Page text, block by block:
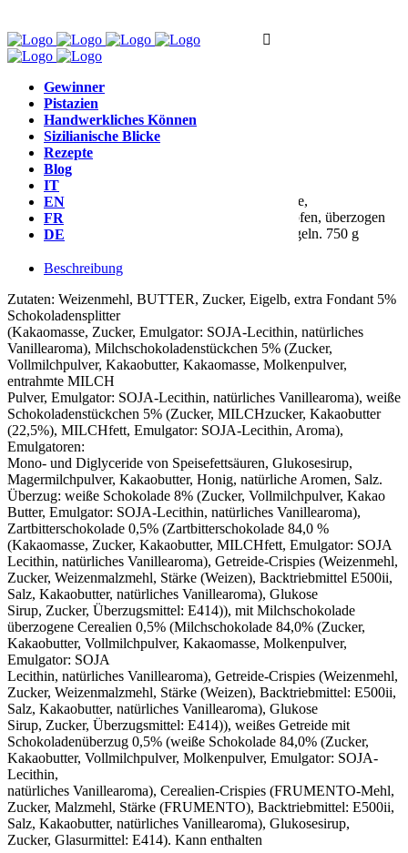
Gewinner
Pistazien
Handwerkliches Können
Sizilianische Blicke
Rezepte
Blog
IT
EN
FR
DE
Ostern,Abgedeckt
Colomba mit 3 Pralinen
Taube mit
mit extra dunkler Schokolade,
Vollmilchschokolade und weißen Schokoladentropfen, überzogen
mit feiner weißer Schokolade und Schokoladenkugeln. 750 g
Beschreibung
Zutaten: Weizenmehl, BUTTER, Zucker, Eigelb, extra Fondant 5%
Schokoladensplitter
(Kakaomasse, Zucker, Emulgator: SOJA-Lecithin, natürliches
Vanillearoma), Milchschokoladenstückchen 5% (Zucker,
Vollmilchpulver, Kakaobutter, Kakaomasse, Molkenpulver,
entrahmte MILCH
Pulver, Emulgator: SOJA-Lecithin, natürliches Vanillearoma), weiße
Schokoladenstückchen 5% (Zucker, MILCHzucker, Kakaobutter
(22,5%), MILCHfett, Emulgator: SOJA-Lecithin, Aroma),
Emulgatoren:
Mono- und Diglyceride von Speisefettsäuren, Glukosesirup,
Magermilchpulver, Kakaobutter, Honig, natürliche Aromen, Salz.
Überzug: weiße Schokolade 8% (Zucker, Vollmilchpulver, Kakao
Butter, Emulgator: SOJA-Lecithin, natürliches Vanillearoma),
Zartbitterschokolade 0,5% (Zartbitterschokolade 84,0 %
(Kakaomasse, Zucker, Kakaobutter, MILCHfett, Emulgator: SOJA
Lecithin, natürliches Vanillearoma), Getreide-Crispies (Weizenmehl,
Zucker, Weizenmalzmehl, Stärke (Weizen), Backtriebmittel E500ii,
Salz, Kakaobutter, natürliches Vanillearoma), Glukose
Sirup, Zucker, Überzugsmittel: E414)), mit Milchschokolade
überzogene Cerealien 0,5% (Milchschokolade 84,0% (Zucker,
Kakaobutter, Vollmilchpulver, Kakaomasse, Molkenpulver,
Emulgator: SOJA
Lecithin, natürliches Vanillearoma), Getreide-Crispies (Weizenmehl,
Zucker, Weizenmalzmehl, Stärke (Weizen), Backtriebmittel: E500ii,
Salz, Kakaobutter, natürliches Vanillearoma), Glukose
Sirup, Zucker, Überzugsmittel: E414)), weißes Getreide mit
Schokoladenüberzug 0,5% (weiße Schokolade 84,0% (Zucker,
Kakaobutter, Vollmilchpulver, Molkenpulver, Emulgator: SOJA-
Lecithin,
natürliches Vanillearoma), Cerealien-Crispies (FRUMENTO-Mehl,
Zucker, Malzmehl, Stärke (FRUMENTO), Backtriebmittel: E500ii,
Salz, Kakaobutter, natürliches Vanillearoma), Glukosesirup,
Zucker, Glasurmittel: E414). Kann enthalten